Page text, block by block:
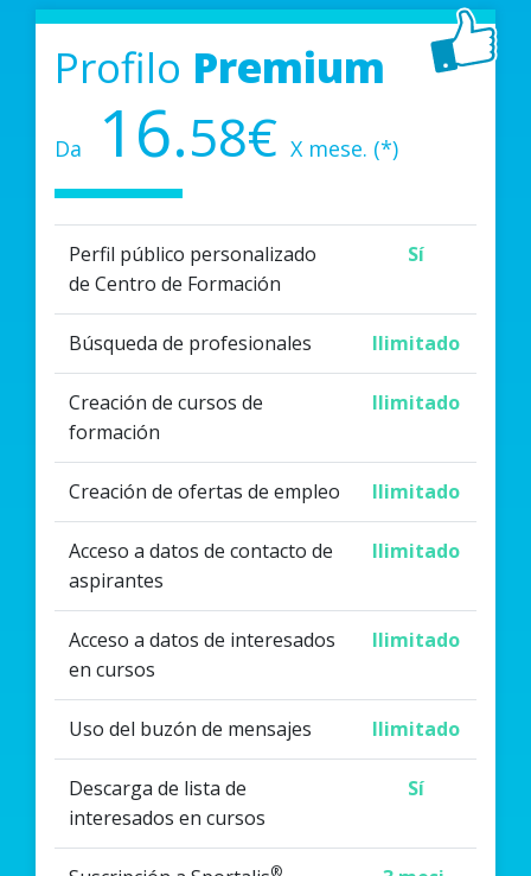
Profilo Premium
Da 16.58€ X mese. (*)
Perfil público personalizado
de Centro de Formación
Sí
Búsqueda de profesionales Ilimitado
Creación de cursos de
formación
Ilimitado
Creación de ofertas de empleo Ilimitado
Acceso a datos de contacto de
aspirantes
Ilimitado
Acceso a datos de interesados
en cursos
Ilimitado
Uso del buzón de mensajes Ilimitado
Descarga de lista de
interesados en cursos
Sí
®